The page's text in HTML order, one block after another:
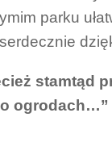
parku
stamtąd
ogrodach…”